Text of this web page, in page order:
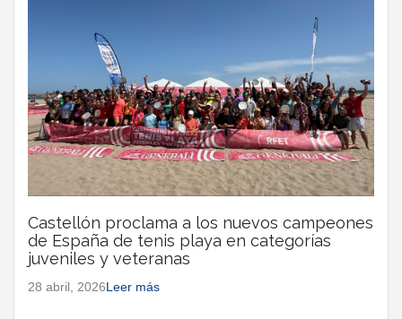
Castellón proclama a los nuevos campeones
de España de tenis playa en categorías
juveniles y veteranas
28 abril, 2026Leer más